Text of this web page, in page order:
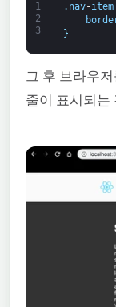
1
2
3
. nav-item
}
그 후 브라우
줄이 표시되는